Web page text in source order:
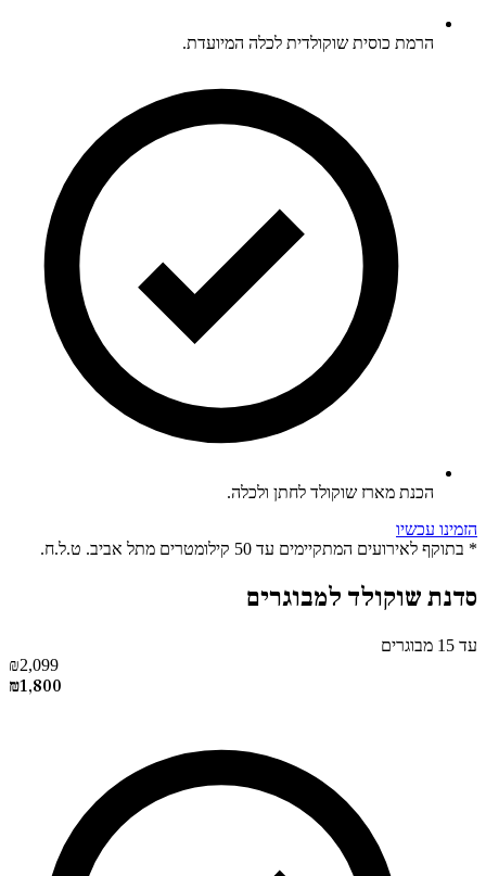
הרמת כוסית שוקולדית לכלה המיועדת.
הכנת מארז שוקולד לחתן ולכלה.
הזמינו עכשיו
* בתוקף לאירועים המתקיימים עד 50 קילומטרים מתל אביב. ט.ל.ח.
סדנת שוקולד למבוגרים
עד 15 מבוגרים
₪2,099
₪1,800